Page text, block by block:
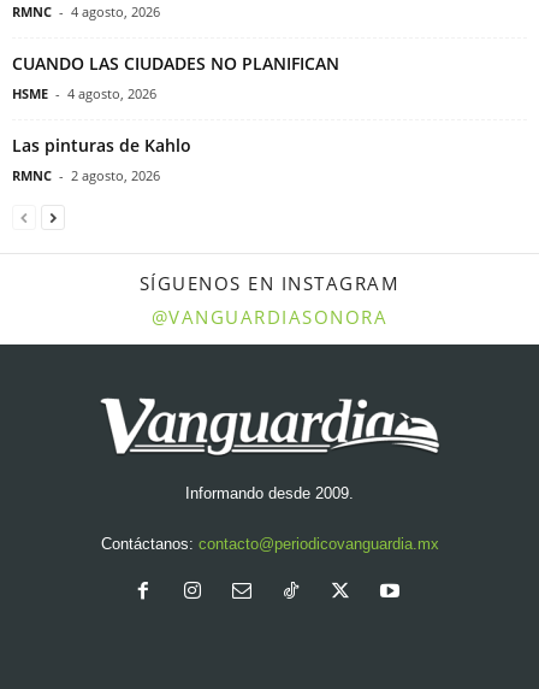
RMNC - 4 agosto, 2026
CUANDO LAS CIUDADES NO PLANIFICAN
HSME - 4 agosto, 2026
Las pinturas de Kahlo
RMNC - 2 agosto, 2026
SÍGUENOS EN INSTAGRAM
@VANGUARDIASONORA
Informando desde 2009.
Contáctanos: contacto@periodicovanguardia.mx